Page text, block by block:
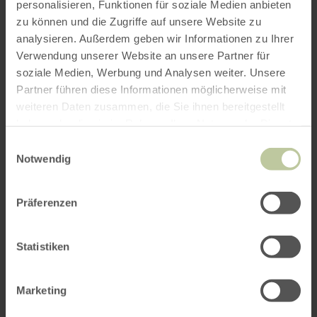
personalisieren, Funktionen für soziale Medien anbieten
zu können und die Zugriffe auf unsere Website zu
analysieren. Außerdem geben wir Informationen zu Ihrer
Verwendung unserer Website an unsere Partner für
soziale Medien, Werbung und Analysen weiter. Unsere
Partner führen diese Informationen möglicherweise mit
weiteren Daten zusammen, die Sie ihnen bereitgestellt
Notwendig
Präferenzen
Statistiken
Marketing
Ferschweiler - Berdorf
mehr
3
Berdorf